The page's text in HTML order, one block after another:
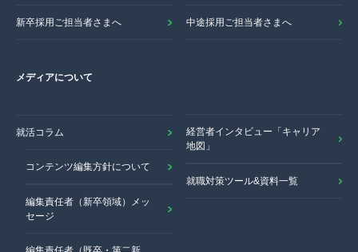
新卒採用ご担当者さまへ 中途採用ご担当者さまへ
メディアについて
就活コラム
コンテンツ編集方針について
編集責任者（新卒領域）メッ
セージ
経営者インタビュー「キャリア
地図」
就職対策ツール&資料一覧